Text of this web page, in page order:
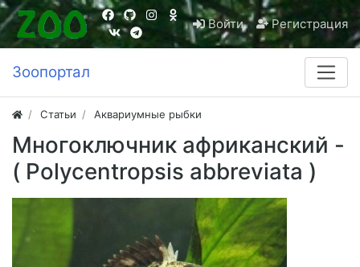
Войти Регистрация
Зоопортал
Статьи Аквариумные рыбки
Многоключник африканский -
( Polycentropsis abbreviata )